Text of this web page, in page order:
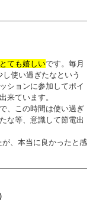
ても嬉しいです。毎月
使い過ぎたなという
ションに参加してポイ
来ています。
、この時間は使い過ぎ
な等、意識して節電出
、本当に良かったと感